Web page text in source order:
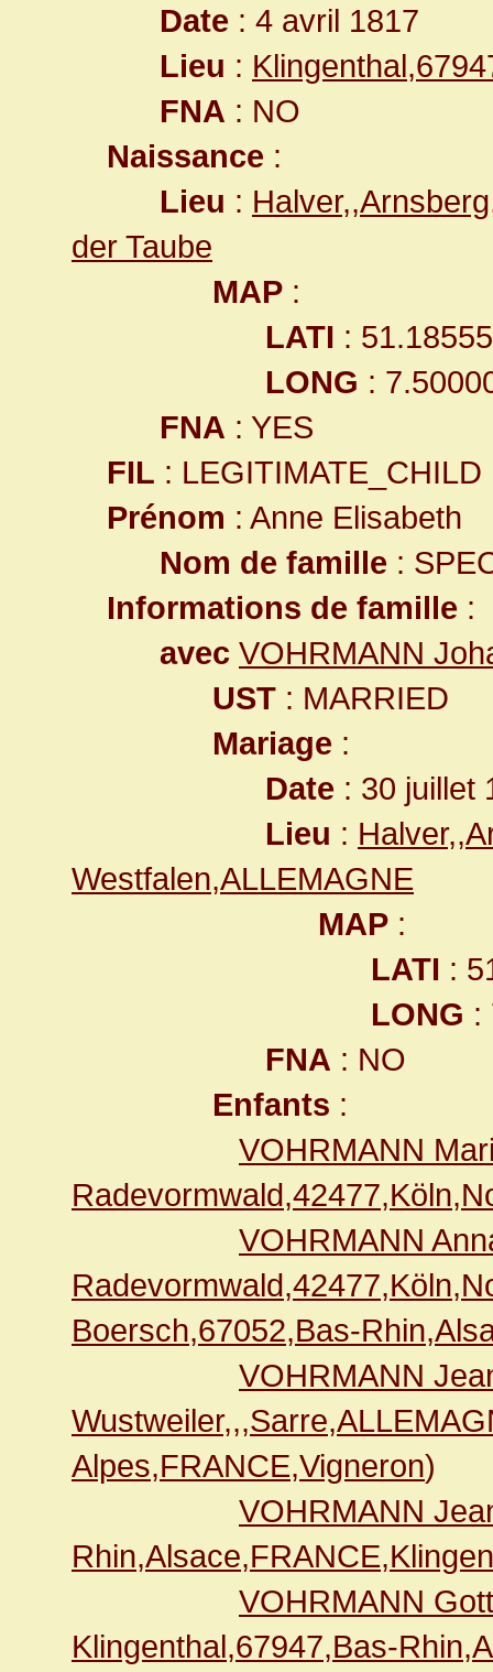
Date : 4 avril 1817
Lieu :
FNA : NO
Naissance :
Lieu :
der Taube
MAP :
LATI :
LONG :
FNA : YES
FIL : LEGITIMATE_CHILD
Prénom : Anne Elisabeth
Nom de famille :
Informations de famille :
avec VOHRMANN
UST : MARRIED
Mariage :
Date : 30 juillet
Lieu :
Westfalen,ALLEMAGNE
MAP :
LATI :
LONG :
FNA : NO
Enfants :
VOHRMANN
VOHRMANN
Boersch,67052,Bas-
VOHRMANN
Alpes,FRANCE,Vigneron)
VOHRMANN
VOHRMANN
Klingenthal,67947,Bas-